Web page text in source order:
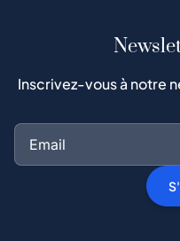
Inscrivez-vous à notre